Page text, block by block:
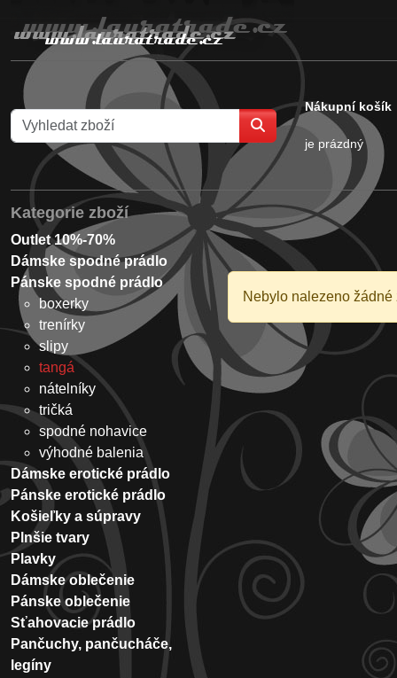
Nákupní košík
je prázdný
Nebylo nalezeno žádné
Kategorie zboží
Outlet 10%-70%
Dámske spodné prádlo
Pánske spodné prádlo
boxerky
trenírky
slipy
tangá
nátelníky
tričká
spodné nohavice
výhodné balenia
Dámske erotické prádlo
Pánske erotické prádlo
Košieľky a súpravy
Plnšie tvary
Plavky
Dámske oblečenie
Pánske oblečenie
Sťahovacie prádlo
Pančuchy, pančucháče,
legíny